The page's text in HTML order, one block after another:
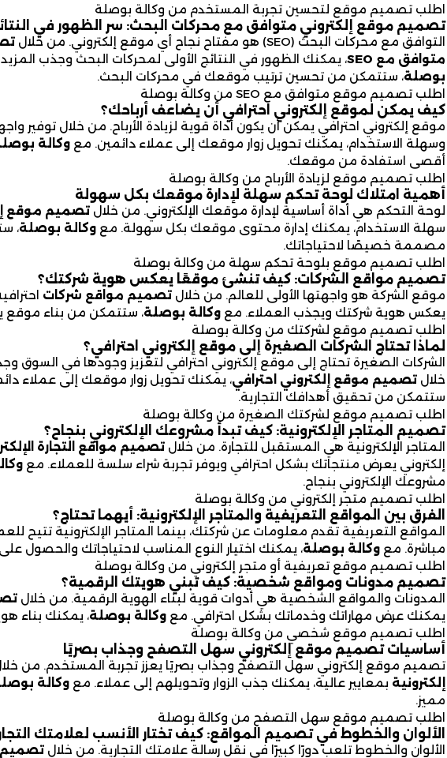
اطلب تصميم موقع لتحسين تجربة المستخدم من وكالة بوصلة
تصميم موقع إلكتروني متوافق مع محركات البحث: سر الظهور في
التوافق مع محركات البحث (SEO) هو مفتاح نجاح أي موقع إلكتروني. من خلال
متوافق مع
، يمكنك الظهور في النتائج الأولى لمحركات البحث وجذب المزيد
بوصلة، ستتمكن من تحسين ترتيب موقعك في محركات البحث.
اطلب تصميم موقع متوافق مع SEO من وكالة بوصلة
كيف يمكن لموقع إلكتروني احترافي أن يضاعف أرباحك؟
موقع إلكتروني احترافي يمكن أن يكون أداة قوية لزيادة الأرباح. من خلال توفير
وسهلة الاستخدام، يمكنك تحويل زوار موقعك إلى عملاء دائمين. مع وكالة
أقصى استفادة من موقعك.
اطلب تصميم موقع لزيادة الأرباح من وكالة بوصلة
أهمية امتلاك لوحة تحكم سهلة لإدارة موقعك بكل سهولة
لوحة التحكم هي أداة أساسية لإدارة موقعك الإلكتروني. من خلال تصميم موقع
سهلة الاستخدام، يمكنك إدارة محتوى موقعك بكل سهولة. مع وكالة بوصلة،
مصممة خصيصًا لاحتياجاتك.
اطلب تصميم موقع بلوحة تحكم سهلة من وكالة بوصلة
تصميم مواقع الشركات: كيف تنشئ موقعًا يعكس هوية شركتك؟
موقع الشركة هو واجهتها الأولى للعالم. من خلال تصميم مواقع شركات
يعكس هوية شركتك ويجذب العملاء. مع وكالة بوصلة، ستتمكن من بناء
اطلب تصميم موقع لشركتك من وكالة بوصلة
لماذا تحتاج الشركات الصغيرة إلى موقع إلكتروني احترافي؟
الشركات الصغيرة تحتاج إلى موقع إلكتروني احترافي لتعزيز وجودها في السوق
خلال تصميم موقع إلكتروني احترافي، يمكنك تحويل زوار موقعك إلى عملاء
ستتمكن من تحقيق أهدافك التجارية.
اطلب تصميم موقع لشركتك الصغيرة من وكالة بوصلة
تصميم المتاجر الإلكترونية: كيف تبدأ مشروعك الإلكتروني بنجاح؟
المتاجر الإلكترونية هي المستقبل للتجارة. من خلال تصميم مواقع التجارة
إلكتروني يعرض منتجاتك بشكل احترافي ويوفر تجربة شراء سلسة للعملاء. مع
مشروعك الإلكتروني بنجاح.
اطلب تصميم متجر إلكتروني من وكالة بوصلة
الفرق بين المواقع التعريفية والمتاجر الإلكترونية: أيهما تحتاج؟
المواقع التعريفية تقدم معلومات عن شركتك، بينما المتاجر الإلكترونية تتيح
مباشرة. مع وكالة بوصلة، يمكنك اختيار النوع المناسب لاحتياجاتك والحصول
اطلب تصميم موقع تعريفية أو متجر إلكتروني من وكالة بوصلة
تصميم مدونات ومواقع شخصية: كيف تبني هويتك الرقمية؟
المدونات والمواقع الشخصية هي أدوات قوية لبناء الهوية الرقمية. من خلال
يمكنك عرض مهاراتك وخدماتك بشكل احترافي. مع وكالة بوصلة، يمكنك بناء
اطلب تصميم موقع شخصي من وكالة بوصلة
أساسيات تصميم موقع إلكتروني سهل التصفح وجذاب بصريًا
تصميم موقع إلكتروني سهل التصفح وجذاب بصريًا يعزز تجربة المستخدم. من
إلكترونية بمعايير عالية، يمكنك جذب الزوار وتحويلهم إلى عملاء. مع وكالة
مميز.
اطلب تصميم موقع سهل التصفح من وكالة بوصلة
الألوان والخطوط في تصميم المواقع: كيف تختار الأنسب لعلامتك
الألوان والخطوط تلعب دورًا كبيرًا في نقل رسالة علامتك التجارية. من خلال تصميم